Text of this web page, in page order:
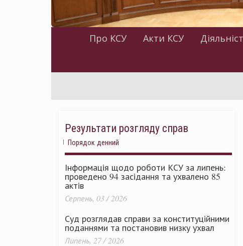
Про КСУ Акти КСУ
Результати розгляду справ
Порядок денний
Інформація щодо роботи КСУ за липень:
проведено 94 засідання та ухвалено 85
актів
Серпень, 03 / 2026
Суд розглядав справи за конституційними
поданнями та постановив низку ухвал
Липень, 27 / 2026